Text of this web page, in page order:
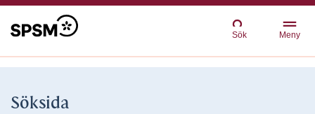
Sök Meny
Söksida